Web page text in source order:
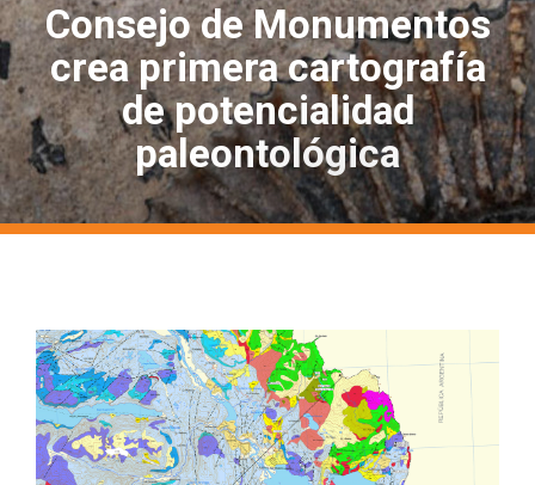
Consejo de Monumentos
crea primera cartografía
de potencialidad
paleontológica